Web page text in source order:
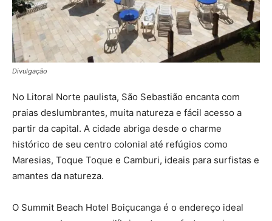
Divulgação
No Litoral Norte paulista, São Sebastião encanta com
praias deslumbrantes, muita natureza e fácil acesso a
partir da capital. A cidade abriga desde o charme
histórico de seu centro colonial até refúgios como
Maresias, Toque Toque e Camburi, ideais para surfistas e
amantes da natureza.
O Summit Beach Hotel Boiçucanga é o endereço ideal